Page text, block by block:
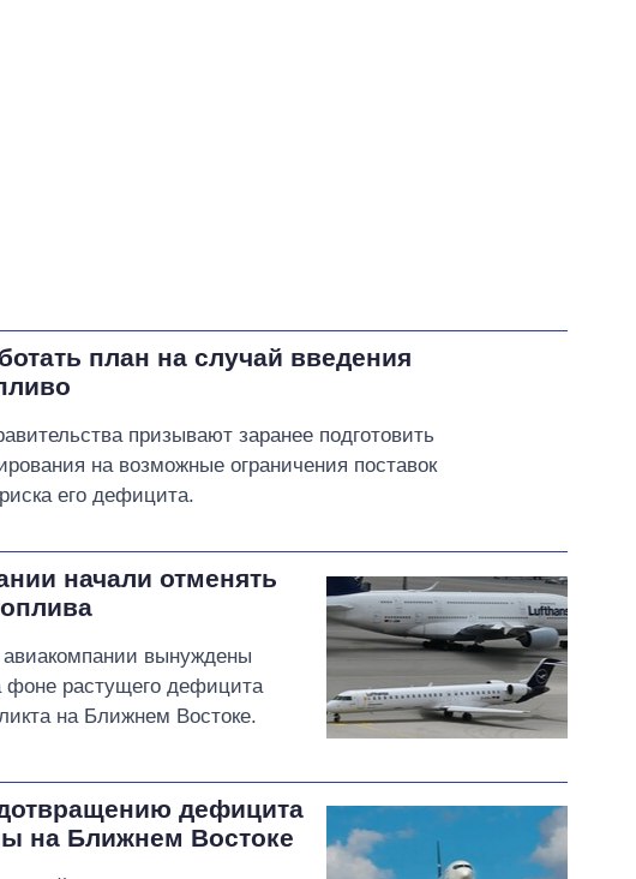
план на случай введения
призывают заранее подготовить
на возможные ограничения поставок
его дефицита.
начали отменять
авиакомпании вынуждены
фоне растущего дефицита
на Ближнем Востоке.
дефицита
на Ближнем Востоке